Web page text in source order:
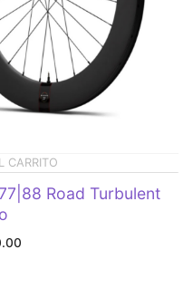
CARRITO
Road Turbulent